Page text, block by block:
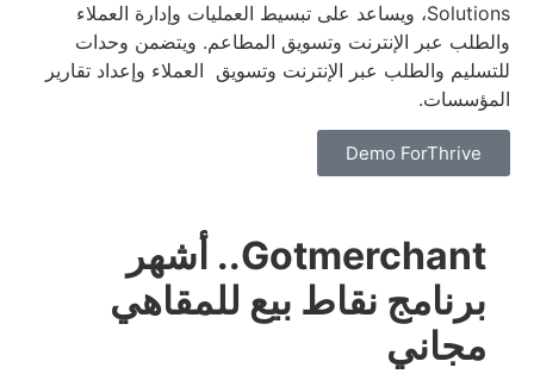
Solutions، ويساعد على تبسيط العمليات وإدارة العملاء
والطلب عبر الإنترنت وتسويق المطاعم. ويتضمن وحدات
للتسليم والطلب عبر الإنترنت وتسويق العملاء وإعداد تقارير
المؤسسات.
Demo ForThrive
Gotmerchant.. أشهر
برنامج نقاط بيع للمقاهي
مجاني